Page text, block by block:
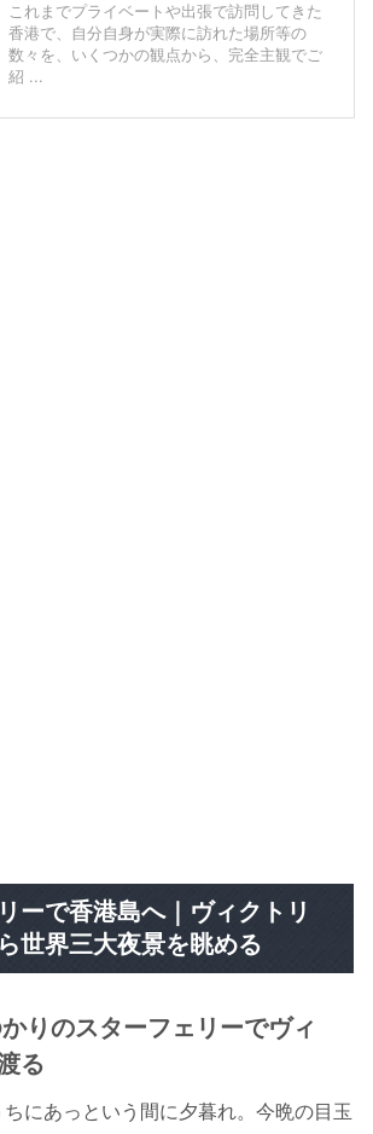
これまでプライベートや出張で訪問してきた
香港で、自分自身が実際に訪れた場所等の
数々を、いくつかの観点から、完全主観でご
紹 ...
ーで香港島へ｜ヴィクトリ
世界三大夜景を眺める
りのスターフェリーでヴィ
る
にあっという間に夕暮れ。今晩の目玉